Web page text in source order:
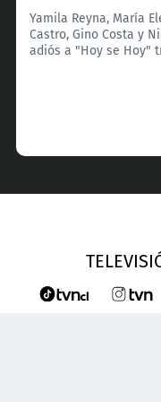
Yamila Reyna, María
Castro, Gino Costa y
adiós a "Hoy se Hoy"